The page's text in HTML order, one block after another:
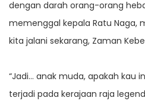
dengan darah orang-orang
memenggal kepala Ratu Naga,
kita jalani sekarang, Zaman
“Jadi… anak muda, apakah kau
terjadi pada kerajaan raja